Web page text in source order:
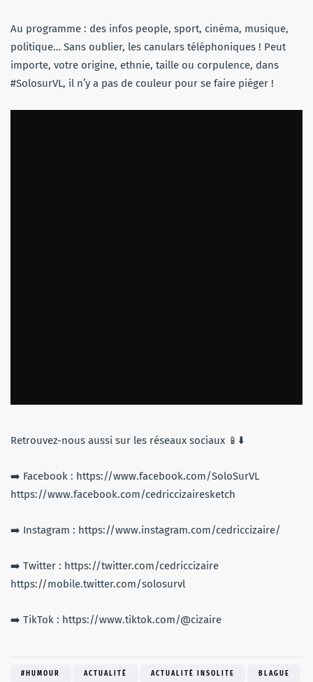
Au programme : des infos people, sport, cinéma, musique,
politique… Sans oublier, les canulars téléphoniques ! Peut
importe, votre origine, ethnie, taille ou corpulence, dans
#SolosurVL, il n’y a pas de couleur pour se faire piéger !
Retrouvez-nous aussi sur les réseaux sociaux 📱⬇️
➡️ Facebook : https://www.facebook.com/SoloSurVL
https://www.facebook.com/cedriccizairesketch
➡️ Instagram : https://www.instagram.com/cedriccizaire/
➡️ Twitter : https://twitter.com/cedriccizaire
https://mobile.twitter.com/solosurvl
➡️ TikTok : https://www.tiktok.com/@cizaire
#HUMOUR ACTUALITÉ ACTUALITÉ INSOLITE BLAGUE